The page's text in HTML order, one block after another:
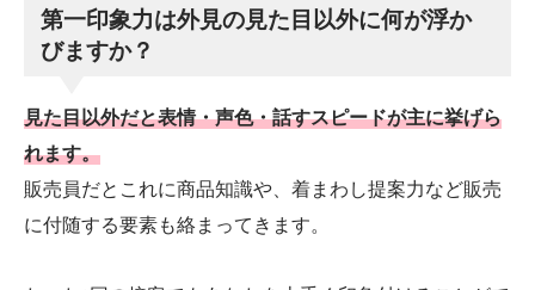
第一印象力は外見の見た目以外に何が浮か
びますか？
見た目以外だと表情・声色・話すスピードが主に挙げら
れます。
販売員だとこれに商品知識や、着まわし提案力など販売
に付随する要素も絡まってきます。